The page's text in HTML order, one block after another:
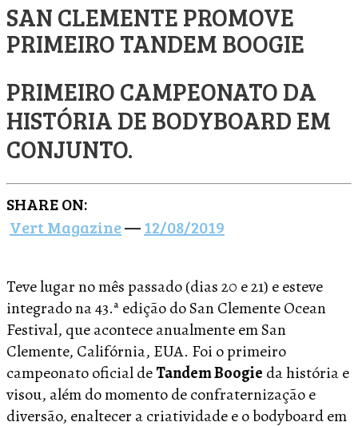
SAN CLEMENTE PROMOVE
PRIMEIRO TANDEM BOOGIE
PRIMEIRO CAMPEONATO DA
HISTÓRIA DE BODYBOARD EM
CONJUNTO.
SHARE ON:
Vert Magazine—12/08/2019
Teve lugar no mês passado (dias 20 e 21) e esteve
integrado na 43.ª edição do San Clemente Ocean
Festival, que acontece anualmente em San
Clemente, Califórnia, EUA. Foi o primeiro
campeonato oficial deTandem Boogie da história e
visou, além do momento de confraternização e
diversão, enaltecer a criatividade e o bodyboard em